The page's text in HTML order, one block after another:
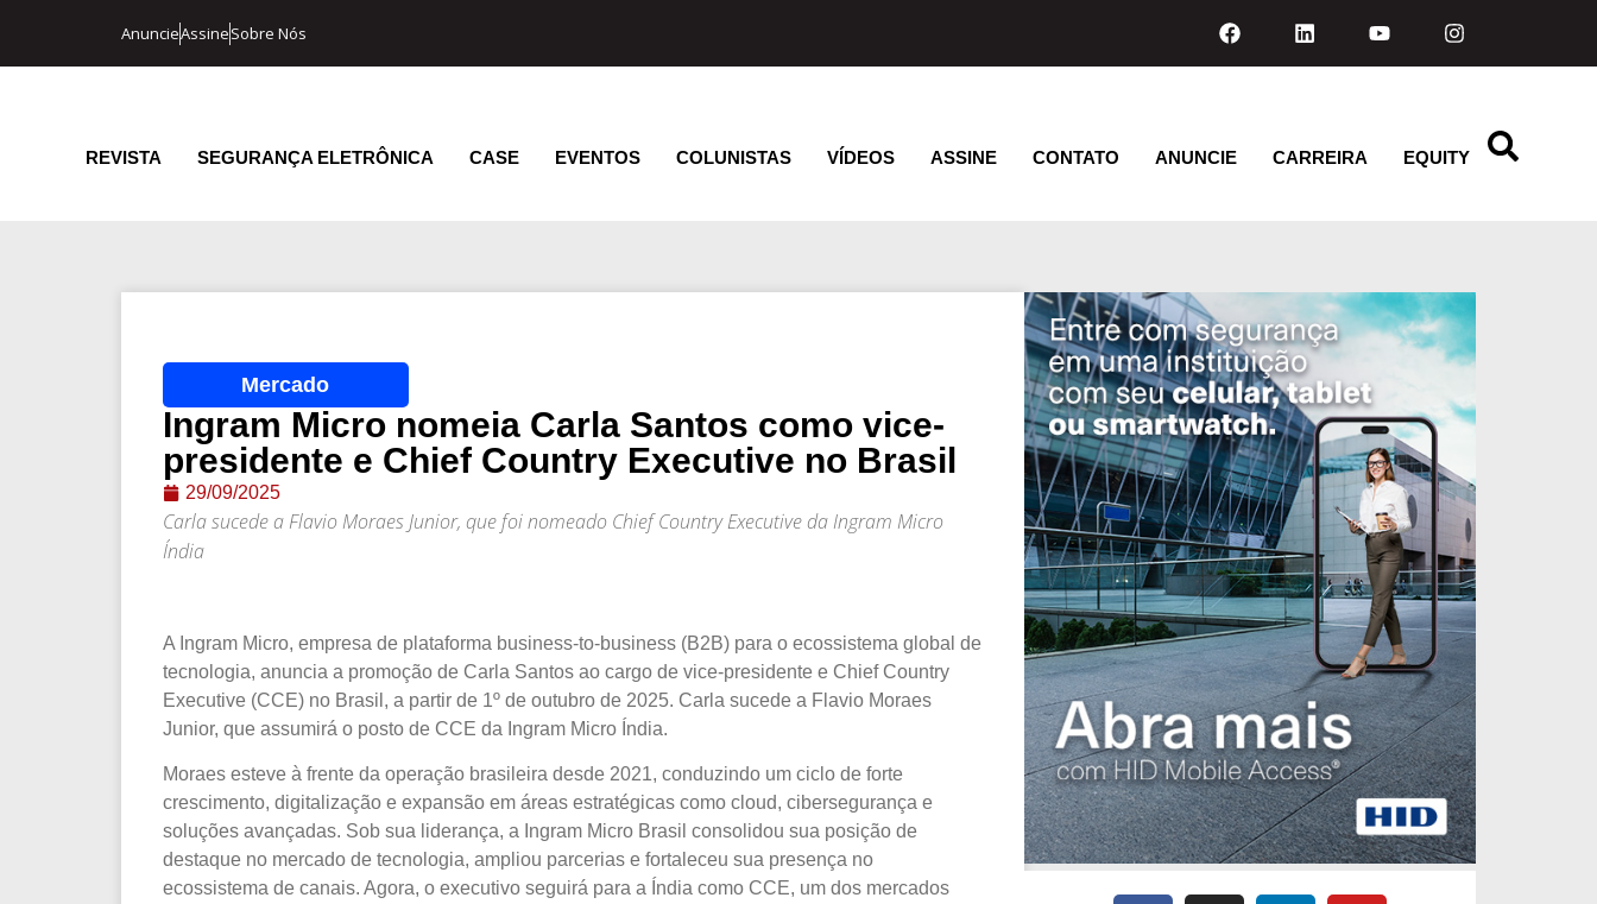
AnuncieAssineSobre Nós
REVISTA SEGURANÇA ELETRÔNICA CASE EVENTOS COLUNISTAS VÍDEOS ASSINE CONTATO ANUNCIE CARREIRA EQUITY
Mercado
Ingram Micro nomeia Carla Santos como vice-
presidente e Chief Country Executive no Brasil
29/09/2025
Carla sucede a Flavio Moraes Junior, que foi nomeado Chief Country Executive da Ingram Micro
Índia
A Ingram Micro, empresa de plataforma business-to-business (B2B) para o ecossistema global de
tecnologia, anuncia a promoção de Carla Santos ao cargo de vice-presidente e Chief Country
Executive (CCE) no Brasil, a partir de 1º de outubro de 2025. Carla sucede a Flavio Moraes
Junior, que assumirá o posto de CCE da Ingram Micro Índia.
Moraes esteve à frente da operação brasileira desde 2021, conduzindo um ciclo de forte
crescimento, digitalização e expansão em áreas estratégicas como cloud, cibersegurança e
soluções avançadas. Sob sua liderança, a Ingram Micro Brasil consolidou sua posição de
destaque no mercado de tecnologia, ampliou parcerias e fortaleceu sua presença no
ecossistema de canais. Agora, o executivo seguirá para a Índia como CCE, um dos mercados